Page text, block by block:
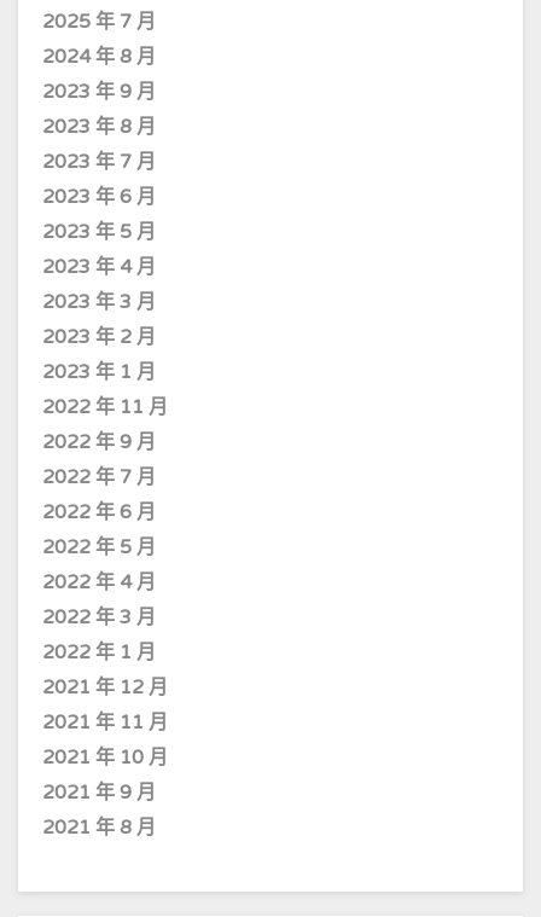
2025 年 7 月
2024 年 8 月
2023 年 9 月
2023 年 8 月
2023 年 7 月
2023 年 6 月
2023 年 5 月
2023 年 4 月
2023 年 3 月
2023 年 2 月
2023 年 1 月
2022 年 11 月
2022 年 9 月
2022 年 7 月
2022 年 6 月
2022 年 5 月
2022 年 4 月
2022 年 3 月
2022 年 1 月
2021 年 12 月
2021 年 11 月
2021 年 10 月
2021 年 9 月
2021 年 8 月